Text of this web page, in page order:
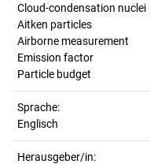
Cloud-condensation nuclei
Aitken particles
Airborne measurement
Emission factor
Particle budget
Sprache:
Englisch
Herausgeber/in: